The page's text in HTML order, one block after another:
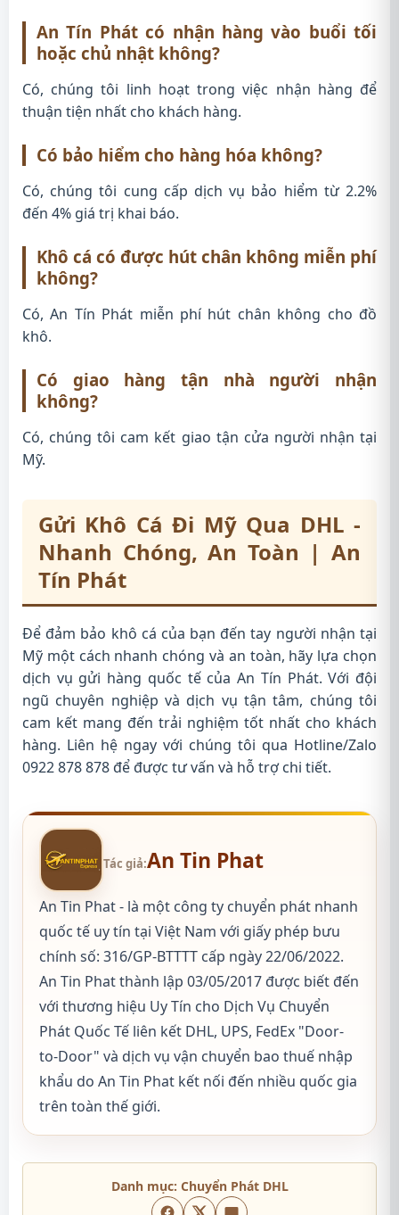
An Tín Phát có nhận hàng vào buổi tối
hoặc chủ nhật không?
Có, chúng tôi linh hoạt trong việc nhận hàng để
thuận tiện nhất cho khách hàng.
Có bảo hiểm cho hàng hóa không?
Có, chúng tôi cung cấp dịch vụ bảo hiểm từ 2.2%
đến 4% giá trị khai báo.
Khô cá có được hút chân không miễn phí
không?
Có, An Tín Phát miễn phí hút chân không cho đồ
khô.
Có giao hàng tận nhà người nhận
không?
Có, chúng tôi cam kết giao tận cửa người nhận tại
Mỹ.
Gửi Khô Cá Đi Mỹ Qua DHL -
Nhanh Chóng, An Toàn | An
Tín Phát
Để đảm bảo khô cá của bạn đến tay người nhận tại
Mỹ một cách nhanh chóng và an toàn, hãy lựa chọn
dịch vụ gửi hàng quốc tế của An Tín Phát. Với đội
ngũ chuyên nghiệp và dịch vụ tận tâm, chúng tôi
cam kết mang đến trải nghiệm tốt nhất cho khách
hàng. Liên hệ ngay với chúng tôi qua Hotline/Zalo
0922 878 878 để được tư vấn và hỗ trợ chi tiết.
Tác giả:An Tin Phat
An Tin Phat - là một công ty chuyển phát nhanh
quốc tế uy tín tại Việt Nam với giấy phép bưu
chính số: 316/GP-BTTTT cấp ngày 22/06/2022.
An Tin Phat thành lập 03/05/2017 được biết đến
với thương hiệu Uy Tín cho Dịch Vụ Chuyển
Phát Quốc Tế liên kết DHL, UPS, FedEx "Door-
to-Door" và dịch vụ vận chuyển bao thuế nhập
khẩu do An Tin Phat kết nối đến nhiều quốc gia
trên toàn thế giới.
Danh mục: Chuyển Phát DHL